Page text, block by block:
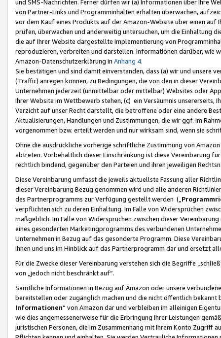
und SMS-Nachrichten. Ferner dürfen wir (a) Informationen über Ihre
von Partner-Links und Programminhalten erhalten überwachen,
vor dem Kauf eines Produkts auf der Amazon-Website über einen
prüfen, überwachen und anderweitig untersuchen, um die Einhaltung
die auf Ihrer Website dargestellte Implementierung von
reproduzieren, verbreiten und darstellen. Informationen darüber, wie
Amazon-Datenschutzerklärung in Anhang 4.
Sie bestätigen und sind damit einverstanden, dass (a) wir und
(Traffic) anregen können, zu Bedingungen, die von den in dieser
Unternehmen jederzeit (unmittelbar oder mittelbar) Websites oder
Ihrer Website im Wettbewerb stehen, (c) ein Versäumnis unsererseits,
Verzicht auf unser Recht darstellt, die betroffene oder eine andere
Aktualisierungen, Handlungen und Zustimmungen, die wir ggf. im
vorgenommen bzw. erteilt werden und nur wirksam sind, wenn sie
Ohne die ausdrückliche vorherige schriftliche Zustimmung von
abtreten. Vorbehaltlich dieser Einschränkung ist diese Vereinbarung
rechtlich bindend, gegenüber den Parteien und ihren jeweiligen
Diese Vereinbarung umfasst die jeweils aktuellste Fassung aller
dieser Vereinbarung Bezug genommen wird und alle anderen
des Partnerprogramms zur Verfügung gestellt werden („
verpflichten sich zu deren Einhaltung. Im Falle von Widersprüchen
maßgeblich. Im Falle von Widersprüchen zwischen dieser
eines gesonderten Marketingprogramms des verbundenen
Unternehmen in Bezug auf das gesonderte Programm. Diese
Ihnen und uns im Hinblick auf das Partnerprogramm dar und ersetzt
Für die Zwecke dieser Vereinbarung verstehen sich die Begriffe
von „jedoch nicht beschränkt auf“.
Sämtliche Informationen in Bezug auf Amazon oder unsere
bereitstellen oder zugänglich machen und die nicht öffentlich
Informationen“ von Amazon dar und verbleiben im alleinigen
wie dies angemessenerweise für die Erbringung Ihrer Leistungen
juristischen Personen, die im Zusammenhang mit Ihrem Konto